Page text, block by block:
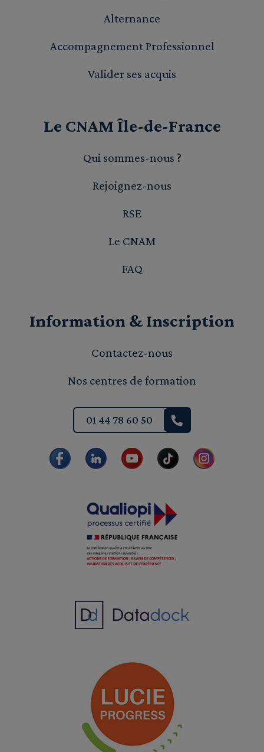
Alternance
Accompagnement Professionnel
Valider ses acquis
Le CNAM Île-de-France
Qui sommes-nous ?
Rejoignez-nous
RSE
Le CNAM
FAQ
Information & Inscription
Contactez-nous
Nos centres de formation
01 44 78 60 50